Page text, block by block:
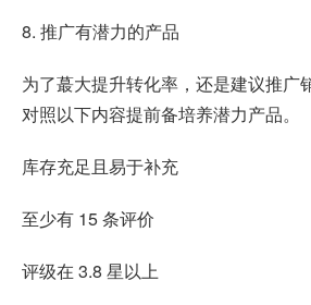
8. 推广有潜力的产品
为了蕞大提升转化率，还是建议推广
对照以下内容提前备培养潜力产品。
库存充足且易于补充
至少有 15 条评价
评级在 3.8 星以上